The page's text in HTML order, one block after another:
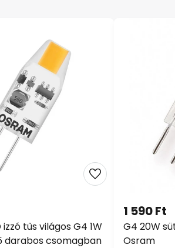
izzó tűs világos G4 1W
darabos csomagban
G4 20W
Osram
1 590 Ft